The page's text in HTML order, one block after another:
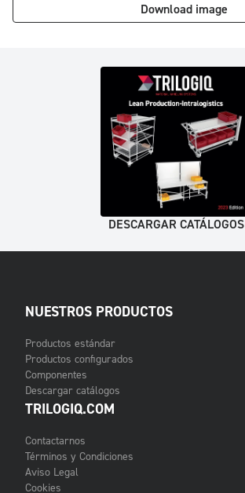
Download image
DESCARGAR CATÁLOGOS
NUESTROS PRODUCTOS
Productos estándar
Productos configurados
Componentes
Descargar catálogos
TRILOGIQ.COM
Contactarnos
Términos y Condiciones
Aviso Legal
Cookies